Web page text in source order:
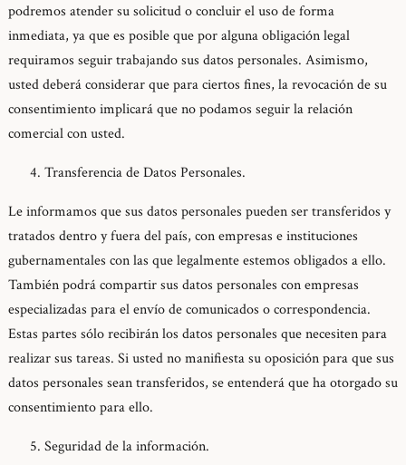
podremos atender su solicitud o concluir el uso de forma
inmediata, ya que es posible que por alguna obligación legal
requiramos seguir trabajando sus datos personales. Asimismo,
usted deberá considerar que para ciertos fines, la revocación de su
consentimiento implicará que no podamos seguir la relación
comercial con usted.
Transferencia de Datos Personales.
Le informamos que sus datos personales pueden ser transferidos y
tratados dentro y fuera del país, con empresas e instituciones
gubernamentales con las que legalmente estemos obligados a ello.
También podrá compartir sus datos personales con empresas
especializadas para el envío de comunicados o correspondencia.
Estas partes sólo recibirán los datos personales que necesiten para
realizar sus tareas. Si usted no manifiesta su oposición para que sus
datos personales sean transferidos, se entenderá que ha otorgado su
consentimiento para ello.
Seguridad de la información.